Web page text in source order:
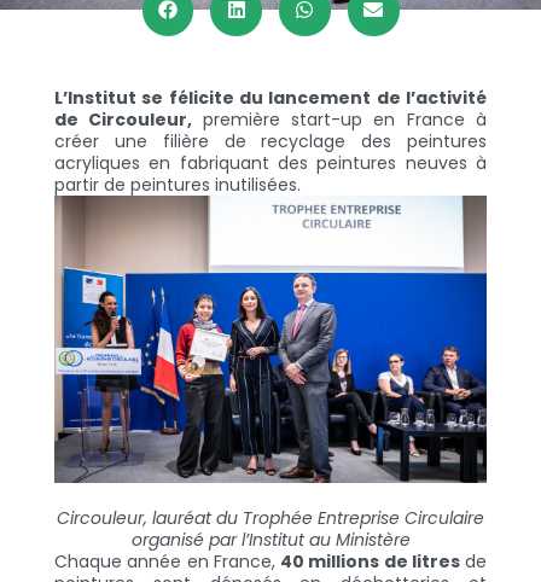
L’Institut se félicite du lancement de l’activité
de Circouleur, première start-up en France à
créer une filière de recyclage des peintures
acryliques en fabriquant des peintures neuves à
partir de peintures inutilisées.
Circouleur, lauréat du Trophée Entreprise Circulaire
organisé par l’Institut au Ministère
Chaque année en France, 40 millions de litresde